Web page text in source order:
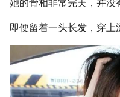
她的骨相非常完美，并没
即便留着一头长发，穿上